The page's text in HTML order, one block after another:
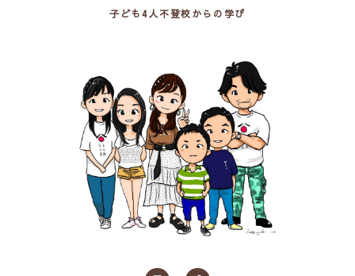
子ども4人不登校からの学び